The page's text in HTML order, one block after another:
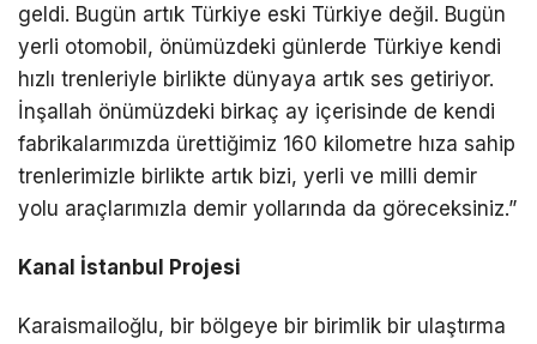
geldi. Bugün artık Türkiye eski Türkiye değil. Bugün
yerli otomobil, önümüzdeki günlerde Türkiye kendi
hızlı trenleriyle birlikte dünyaya artık ses getiriyor.
İnşallah önümüzdeki birkaç ay içerisinde de kendi
fabrikalarımızda ürettiğimiz 160 kilometre hıza sahip
trenlerimizle birlikte artık bizi, yerli ve milli demir
yolu araçlarımızla demir yollarında da göreceksiniz.”
Kanal İstanbul Projesi
Karaismailoğlu, bir bölgeye bir birimlik bir ulaştırma